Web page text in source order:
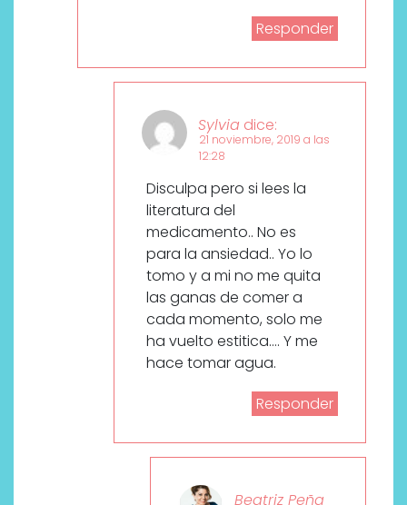
Responder
Sylvia dice:
21 noviembre, 2019 a las
12:28
Disculpa pero si lees la
literatura del
medicamento.. No es
para la ansiedad.. Yo lo
tomo y a mi no me quita
las ganas de comer a
cada momento, solo me
ha vuelto estitica…. Y me
hace tomar agua.
Responder
Beatriz Peña